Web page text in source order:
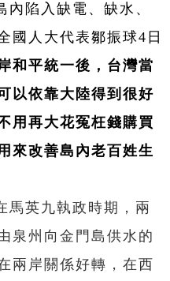
陷入缺電、缺水、
國人大代表鄒振球4日
和平統一後，台灣當
以依靠大陸得到很好
用再大花冤枉錢購買
來改善島內老百姓生
馬英九執政時期，兩
泉州向金門島供水的
兩岸關係好轉，在西